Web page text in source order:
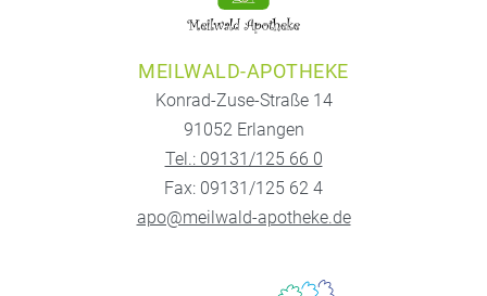
MEILWALD-APOTHEKE
Konrad-Zuse-Straße 14
91052 Erlangen
Tel.: 09131/125 66 0
Fax: 09131/125 62 4
apo@meilwald-apotheke.de